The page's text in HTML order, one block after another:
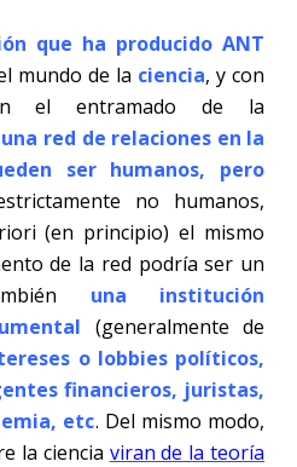
que ha producido ANT
mundo de la ciencia, y con
el entramado de la
una red de relaciones en la
ser humanos, pero
no humanos,
(en principio) el mismo
de la red podría ser un
una institución
(generalmente de
o lobbies políticos,
financieros, juristas,
etc. Del mismo modo,
la ciencia viran de la teoría